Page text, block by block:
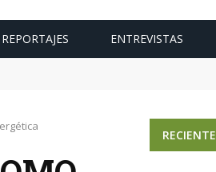
REPORTAJES ENTREVISTAS
eficiencia para diciembre
RECIENTE